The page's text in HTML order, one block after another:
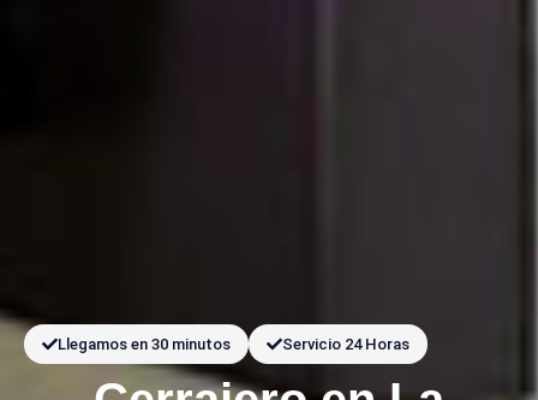
Llegamos en 30 minutos Servicio 24 Horas